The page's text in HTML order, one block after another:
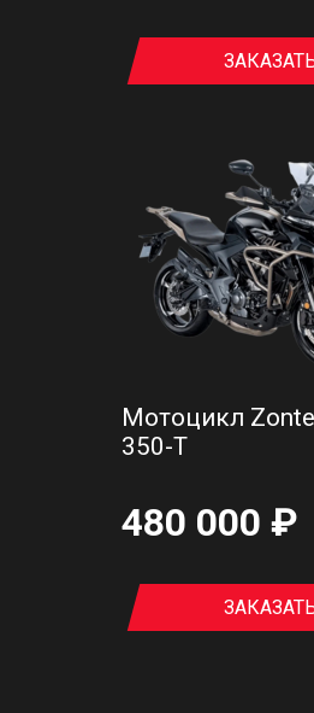
Мотоцикл
350-T
480 000 ₽